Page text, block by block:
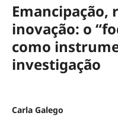
Emancipação,
inovação: o
como
investigação
Carla Galego